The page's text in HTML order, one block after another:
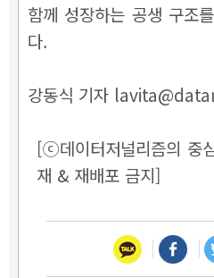
함께 성장하는 공생 구조
다.
강동식 기자
[ⓒ데이터저널리즘의 중
재 & 재배포 금지]